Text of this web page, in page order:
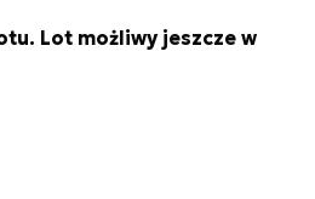
Lot możliwy jeszcze w